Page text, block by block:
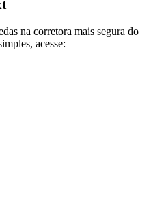
na corretora mais segura do
acesse: